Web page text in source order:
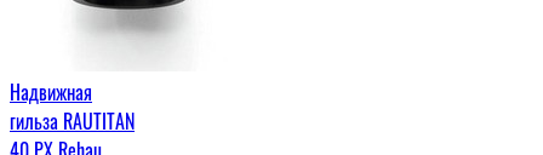
Надвижная
гильза RAUTITAN